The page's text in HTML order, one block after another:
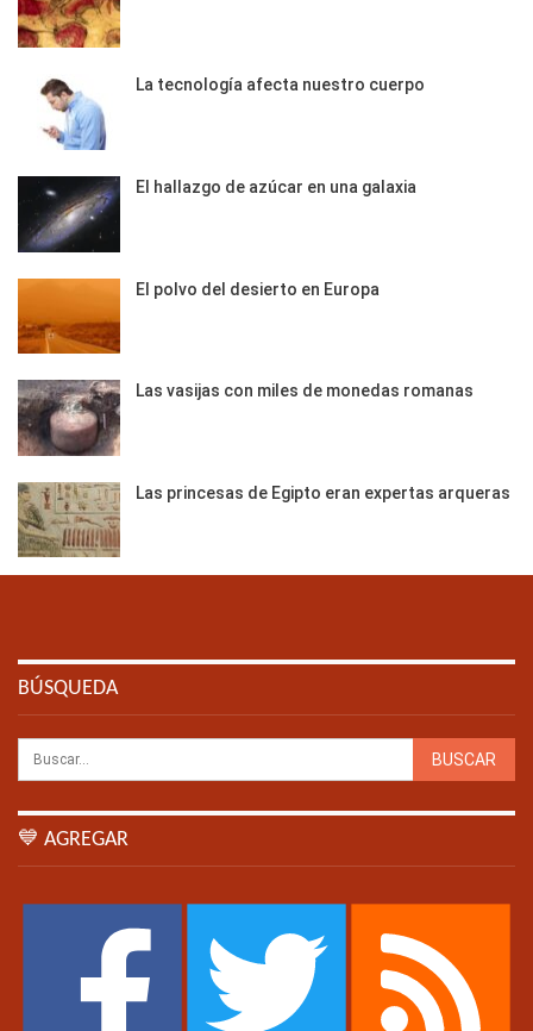
La tecnología afecta nuestro cuerpo
El hallazgo de azúcar en una galaxia
El polvo del desierto en Europa
Las vasijas con miles de monedas romanas
Las princesas de Egipto eran expertas arqueras
BÚSQUEDA
💙 AGREGAR